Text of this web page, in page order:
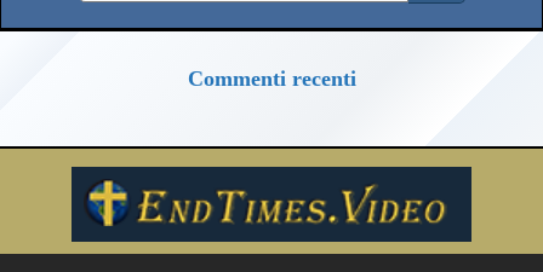
Commenti recenti